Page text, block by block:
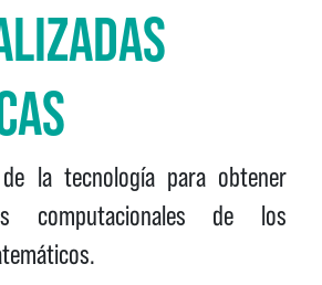
la tecnología para obtener
computacionales de los